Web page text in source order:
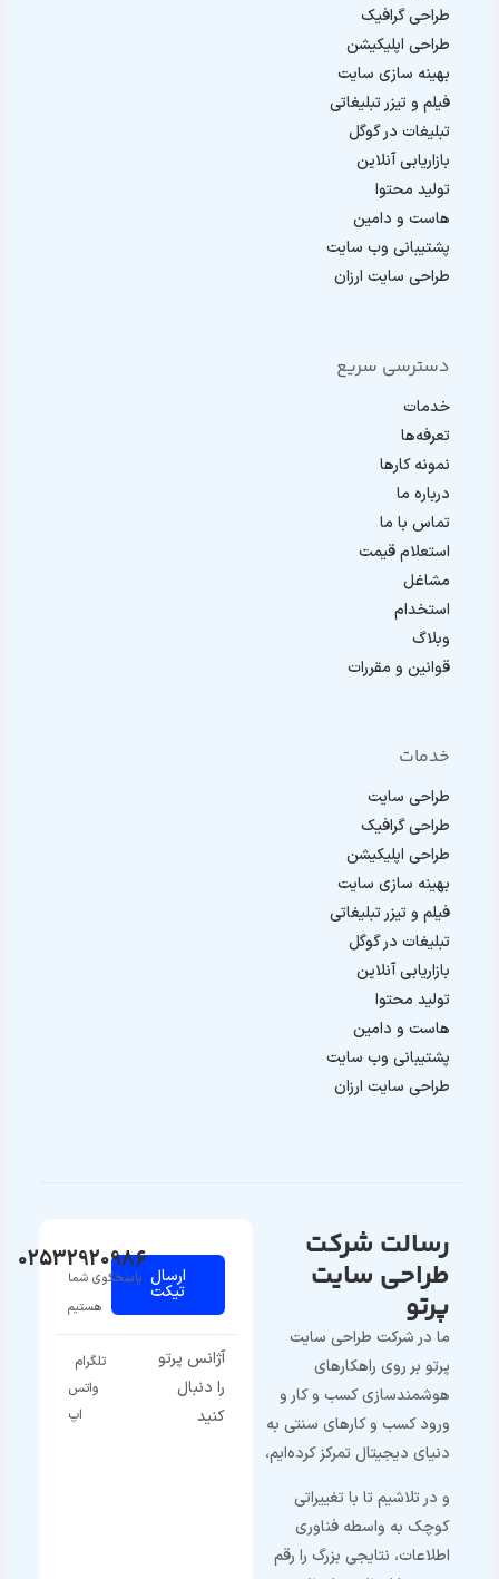
طراحی گرافیک
طراحی اپلیکیشن
بهینه سازی سایت
فیلم و تیزر تبلیغاتی
تبلیغات در گوگل
بازاریابی آنلاین
تولید محتوا
هاست و دامین
پشتیبانی وب سایت
طراحی سایت ارزان
دسترسی سریع
خدمات
تعرفه‌ها
نمونه کارها
درباره ما
تماس با ما
استعلام قیمت
مشاغل
استخدام
وبلاگ
قوانین و مقررات
خدمات
طراحی سایت
طراحی گرافیک
طراحی اپلیکیشن
بهینه سازی سایت
فیلم و تیزر تبلیغاتی
تبلیغات در گوگل
بازاریابی آنلاین
تولید محتوا
هاست و دامین
پشتیبانی وب سایت
طراحی سایت ارزان
رسالت شرکت
طراحی سایت
پرتو
ما در شرکت طراحی سایت
پرتو بر روی راهکارهای
هوشمندسازی کسب و کار و
ورود کسب و کارهای سنتی به
دنیای دیجیتال تمرکز کرده‌ایم،
و در تلاشیم تا با تغییراتی
کوچک به واسطه فناوری
اطلاعات، نتایجی بزرگ را رقم
ارسال
تیکت
02532920986
پاسخگوی شما
هستیم
آژانس پرتو
را دنبال
کنید
تلگرام
واتس
اپ